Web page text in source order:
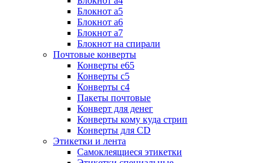
Блокнот а5
Блокнот а6
Блокнот а7
Блокнот на спирали
Почтовые конверты
Конверты е65
Конверты с5
Конверты с4
Пакеты почтовые
Конверт для денег
Конверты кому куда стрип
Конверты для CD
Этикетки и лента
Самоклеящиеся этикетки